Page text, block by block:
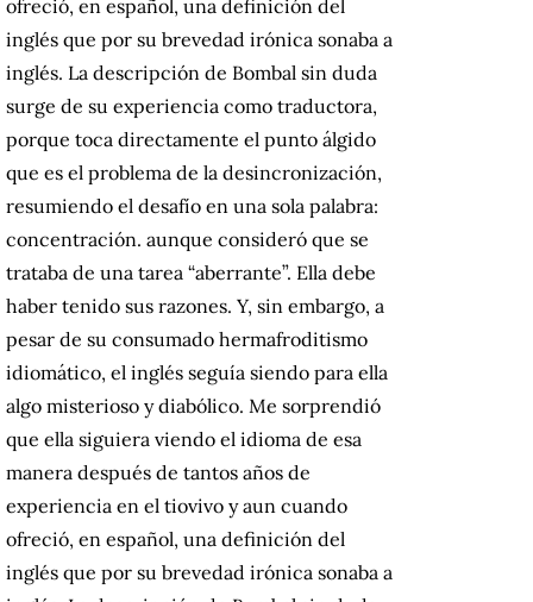
ofreció, en español, una definición del
inglés que por su brevedad irónica sonaba a
inglés. La descripción de Bombal sin duda
surge de su experiencia como traductora,
porque toca directamente el punto álgido
que es el problema de la desincronización,
resumiendo el desafío en una sola palabra:
concentración. aunque consideró que se
trataba de una tarea “aberrante”. Ella debe
haber tenido sus razones. Y, sin embargo, a
pesar de su consumado hermafroditismo
idiomático, el inglés seguía siendo para ella
algo misterioso y diabólico. Me sorprendió
que ella siguiera viendo el idioma de esa
manera después de tantos años de
experiencia en el tiovivo y aun cuando
ofreció, en español, una definición del
inglés que por su brevedad irónica sonaba a